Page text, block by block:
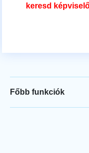
keresd
Főbb funkciók